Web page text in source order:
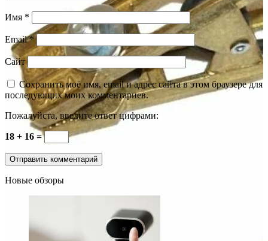
Имя *
Email*
Сайт
Сохранить моё имя, email и адрес сайта в этом браузере для
последующих моих комментариев.
Пожалуйста, введите ответ цифрами:
18 + 16 =
Новые обзоры